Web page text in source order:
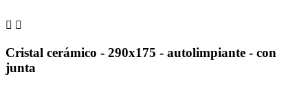
 
Cristal cerámico - 290x175 - autolimpiante - con
junta